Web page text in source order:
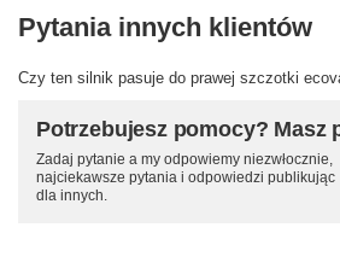
Pytania innych klientów
Czy ten silnik pasuje do prawej szczotki
Potrzebujesz pomocy? Masz
Zadaj pytanie a my odpowiemy niezwłocznie,
najciekawsze pytania i odpowiedzi publikując
dla innych.